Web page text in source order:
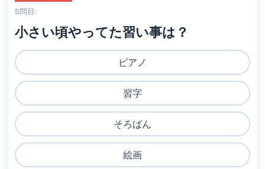
5問目:
小さい頃やってた習い事は？
ピアノ
習字
そろばん
絵画